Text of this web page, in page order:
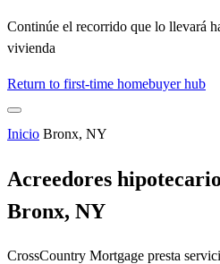
Continúe el recorrido que lo llevará
vivienda
Return to first-time homebuyer hub
Inicio Bronx, NY
Acreedores
Bronx, NY
CrossCountry Mortgage presta